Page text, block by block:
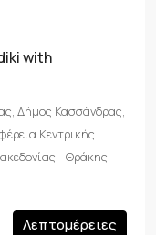
with
Δήμος Κασσάνδρας,
Κεντρικής
- Θράκης,
Λεπτομέρειες